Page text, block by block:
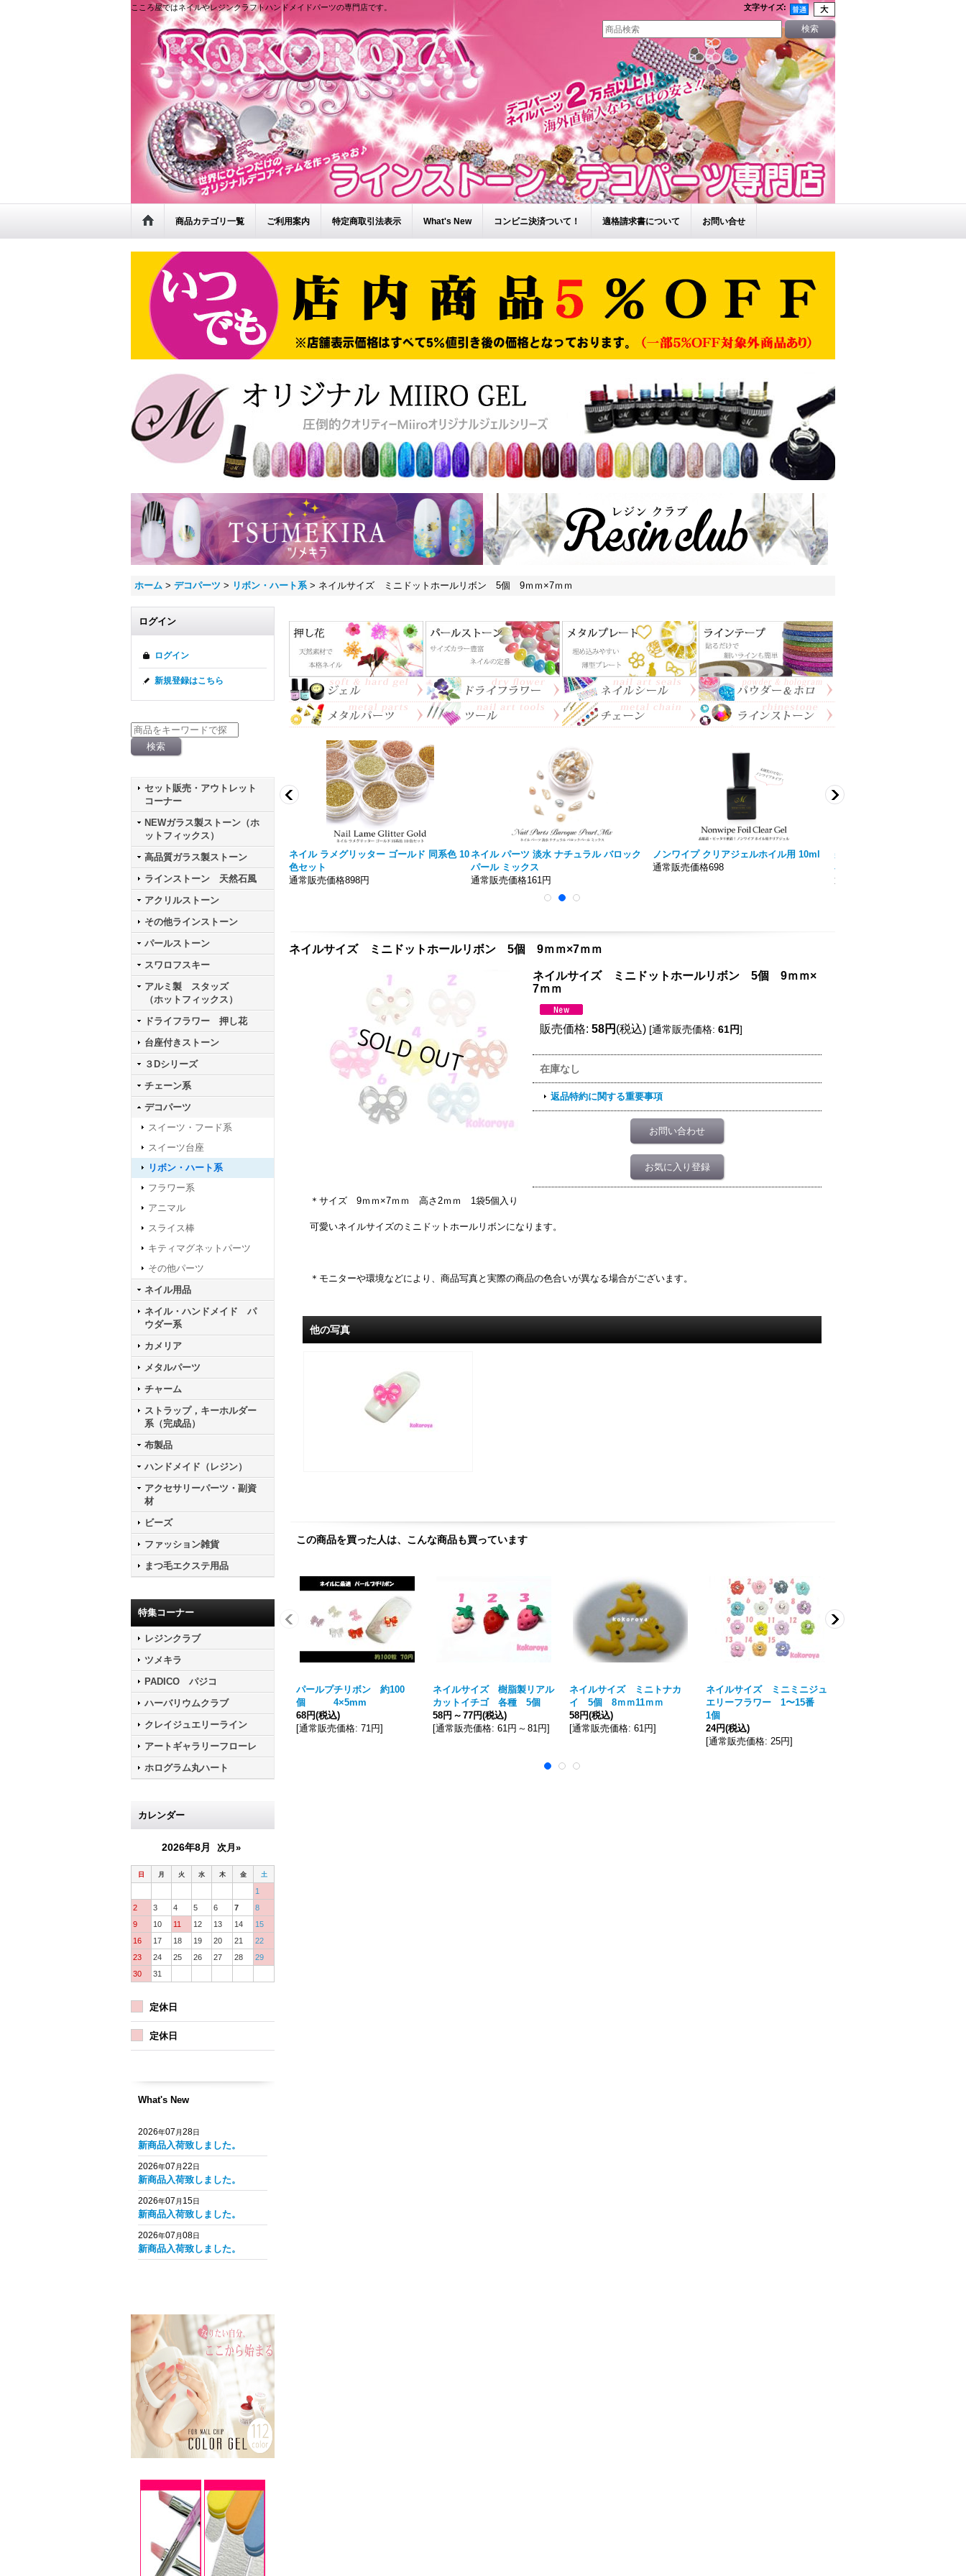
こころ屋ではネイルやレジンクラフトハンドメイドパーツの専門店です。 文字サイズ:
商品カテゴリ一覧 ご利用案内 特定商取引法表示 What's New コンビニ決済ついて！ 適格請求書について お問い合せ
ホーム > デコパーツ > リボン・ハート系 > ネイルサイズ ミニドットホールリボン 5個 9ｍｍ×7ｍｍ
ログイン
ログイン
新規登録はこちら
セット販売・アウトレット
コーナー
NEWガラス製ストーン（ホ
ットフィックス）
高品質ガラス製ストーン
ラインストーン 天然石風
アクリルストーン
その他ラインストーン
パールストーン
スワロフスキー
アルミ製 スタッズ
（ホットフィックス）
ドライフラワー 押し花
台座付きストーン
３Dシリーズ
チェーン系
デコパーツ
スイーツ・フード系
スイーツ台座
リボン・ハート系
フラワー系
アニマル
スライス棒
キティマグネットパーツ
その他パーツ
ネイル用品
ネイル・ハンドメイド パ
ウダー系
カメリア
メタルパーツ
チャーム
ストラップ，キーホルダー
系（完成品）
布製品
ハンドメイド（レジン）
アクセサリーパーツ・副資
材
ビーズ
ファッション雑貨
まつ毛エクステ用品
特集コーナー
レジンクラブ
ツメキラ
PADICO パジコ
ハーバリウムクラブ
クレイジュエリーライン
アートギャラリーフローレ
ホログラム丸ハート
カレンダー
2026年8月 次月»
日 月 火 水 木 金 土
1
2
3 4 5 6 7
8
9
10 11 12 13 14
15
16
17 18 19 20 21
22
23
24 25 26 27 28
29
30
31
定休日
定休日
What's New
2026年07 月28日
新商品入荷致しました。
2026年07 月22日
新商品入荷致しました。
2026年07 月 15日
新商品入荷致しました。
2026年07 月08日
新商品入荷致しました。
ニュアンス メタリック クロムパウダー ケ
ース入り
通常販売価格303円
ネイル ラメグリッター ゴールド 同系色 10
色セット
通常販売価格898円
ネイル パーツ 淡水 ナチュラル バロック
パール ミックス
通常販売価格161円
ノンワイプ クリアジェルホイル用 10ml
通常販売価格698
美色 Miiro】ノンワイプトッ
容量15ｍｌ 拭き取り不要！！
通常販売価格777円〜
ネイルサイズ ミニドットホールリボン 5個 9ｍｍ×7ｍｍ
ネイルサイズ ミニドットホールリボン 5個 9ｍｍ×
7ｍｍ
販売価格: 58円 (税込) [通常販売価格: 61円]
在庫なし
返品特約に関する重要事項
お問い合わせ
お気に入り登録
＊サイズ 9ｍｍ×7ｍｍ 高さ2ｍｍ 1袋5個入り
可愛いネイルサイズのミニドットホールリボンになります。
＊モニターや環境などにより、商品写真と実際の商品の色合いが異なる場合がございます。
他の写真
この商品を買った人は、こんな商品も買っています
パールプチリボン 約100
個 4×5mm
68円(税込)
[通常販売価格: 71円]
ネイルサイズ 樹脂製リアル
カットイチゴ 各種 5個
58円 ～ 77円(税込)
[通常販売価格: 61円 ～ 81円]
ネイルサイズ ミニトナカ
イ 5個 8ｍｍ11ｍｍ
58円(税込)
[通常販売価格: 61円]
ネイルサイズ ミニミニジュ
エリーフラワー 1〜15番
1個
24円(税込)
[通常販売価格: 25円]